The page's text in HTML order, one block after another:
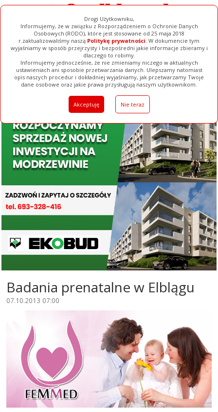
Drogi Użytkowniku,
Informujemy, że w związku z Rozporządzeniem o Ochronie Danych
Osobowych (RODO), które jest stosowane od 25 maja 2018
r.zaktualizowaliśmy naszą Politykę prywatności. W dokumencie tym
wyjaśniamy w sposób przejrzysty i bezpośredni jakie informacje zbieramy i
dlaczego to robimy.
Informujemy jednocześnie, że nie zmieniamy niczego w aktualnych
ustawieniach ani sposobie przetwarzania danych. Ulepszamy natomiast
opis naszych procedur i dokładniej wyjaśniamy, jak przetwarzamy Twoje
dane osobowe oraz jakie prawa przysługują naszym użytkownikom.
Akceptuję Nie teraz
Ogłoszenia Filmy Galerie Baza Firm Pełna Wersja
Badania prenatalne w Elblągu
07.10.2013 07:00